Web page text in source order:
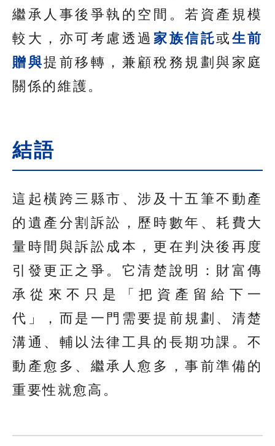
繼承人事後爭執的空間。若資產規模
較大，亦可考慮透過家族信託或生前
贈與提前移轉，兼顧稅務規劃與家庭
關係的維護。
結語
這起橫跨三縣市、涉及十五筆不動產
的遺產分割訴訟，歷時數年、耗費大
量時間與訴訟成本，更在判決後再度
引發更正之爭。它清楚說明：財富傳
承從來不只是「把資產留給下一
代」，而是一門需要提前規劃、清楚
溝通、輔以法律工具的長期功課。不
動產愈多、繼承人愈多，事前準備的
重要性就愈高。